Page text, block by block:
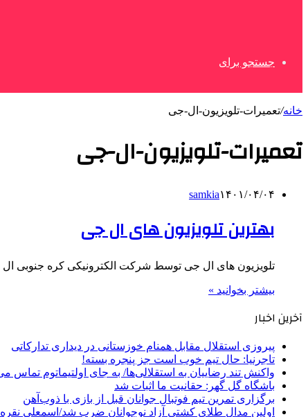
جستجو برای
خانه/تعمیرات-تلویزیون-ال-جی
تعمیرات-تلویزیون-ال-جی
samkia۱۴۰۱/۰۴/۰۴
بهترین تلویزیون های ال جی
تلویزیون های ال جی توسط شرکت الکترونیکی کره جنوبی ال
بیشتر بخوانید »
آخرین اخبار
پیروزی استقلال مقابل همنام خوزستانی در دیداری تدارکاتی
تاجرنیا: حال تیم خوب است جز پنجره بسته!
واکنش تند رضاییان به استقلالی‌ها/ به جای اولتیماتوم تماس
باشگاه گل گهر: حقانیت ما اثبات شد
برگزاری تمرین تیم فوتبال جوانان قبل از بازی با ذوب‌آهن
اولین مدال طلای کشتی آزاد نوجوانان ضرب شد/اسمعلی